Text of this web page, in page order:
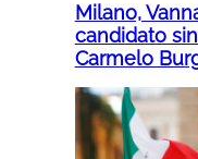
Milano,
candidato
Carmelo